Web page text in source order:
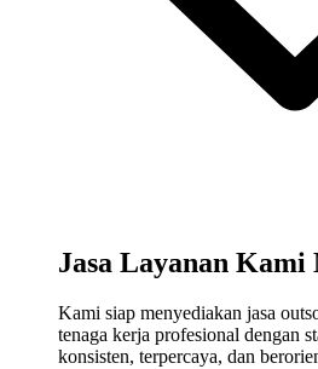
Jasa Layanan
Kami siap menyediakan jasa
tenaga kerja profesional dengan
konsisten, terpercaya, dan